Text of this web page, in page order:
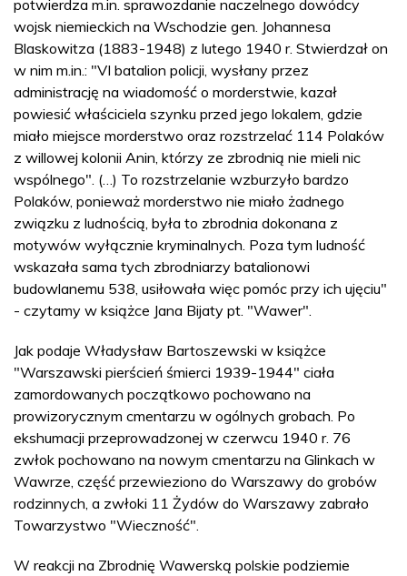
potwierdza m.in. sprawozdanie naczelnego dowódcy
wojsk niemieckich na Wschodzie gen. Johannesa
Blaskowitza (1883-1948) z lutego 1940 r. Stwierdzał on
w nim m.in.: "VI batalion policji, wysłany przez
administrację na wiadomość o morderstwie, kazał
powiesić właściciela szynku przed jego lokalem, gdzie
miało miejsce morderstwo oraz rozstrzelać 114 Polaków
z willowej kolonii Anin, którzy ze zbrodnią nie mieli nic
wspólnego". (…) To rozstrzelanie wzburzyło bardzo
Polaków, ponieważ morderstwo nie miało żadnego
związku z ludnością, była to zbrodnia dokonana z
motywów wyłącznie kryminalnych. Poza tym ludność
wskazała sama tych zbrodniarzy batalionowi
budowlanemu 538, usiłowała więc pomóc przy ich ujęciu"
- czytamy w książce Jana Bijaty pt. "Wawer".
Jak podaje Władysław Bartoszewski w książce
"Warszawski pierścień śmierci 1939-1944" ciała
zamordowanych początkowo pochowano na
prowizorycznym cmentarzu w ogólnych grobach. Po
ekshumacji przeprowadzonej w czerwcu 1940 r. 76
zwłok pochowano na nowym cmentarzu na Glinkach w
Wawrze, część przewieziono do Warszawy do grobów
rodzinnych, a zwłoki 11 Żydów do Warszawy zabrało
Towarzystwo "Wieczność".
W reakcji na Zbrodnię Wawerską polskie podziemie